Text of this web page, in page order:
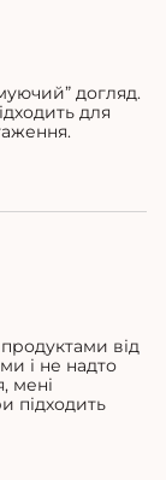
догляд.
для
від
і не надто
мені
підходить